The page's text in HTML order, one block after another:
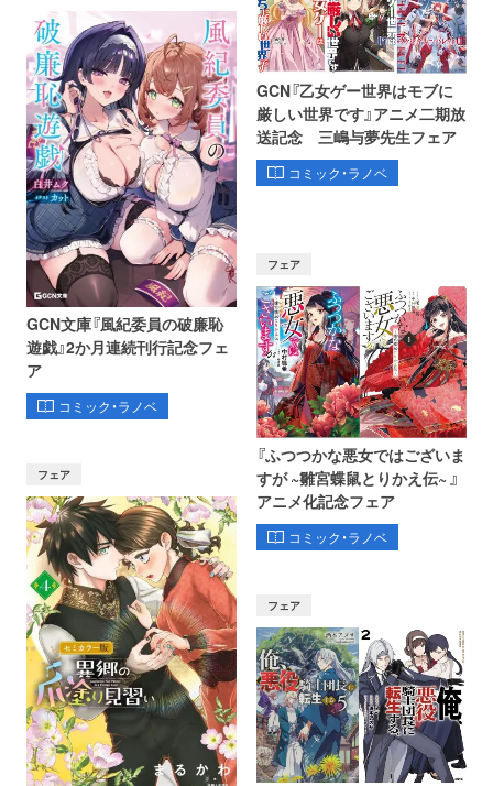
GCN文庫『風紀委員の破廉恥
遊戯』2か月連続刊行記念フェ
ア
コミック・ラノベ
GCN『乙女ゲー世界はモブに
厳しい世界です』アニメ二期放
送記念 三嶋与夢先生フェア
コミック・ラノベ
フェア
フェア
『ふつつかな悪女ではございま
すが ~雛宮蝶鼠とりかえ伝~ 』
アニメ化記念フェア
コミック・ラノベ
フェア